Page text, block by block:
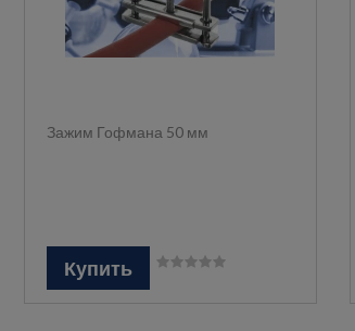
Зажим Гофмана 50 мм
Купить